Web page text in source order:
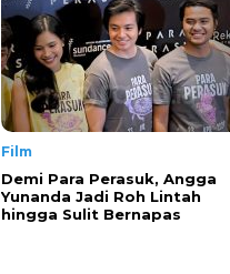
Film
Demi Para Perasuk, Angga
Yunanda Jadi Roh Lintah
hingga Sulit Bernapas